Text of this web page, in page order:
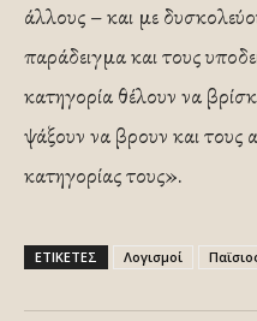
άλλους – και με
παράδειγμα και τους
κατηγορία θέλουν να
ψάξουν να βρουν και τους
κατηγορίας τους».
ΕΤΙΚΕΤΕΣ Λογισμοί